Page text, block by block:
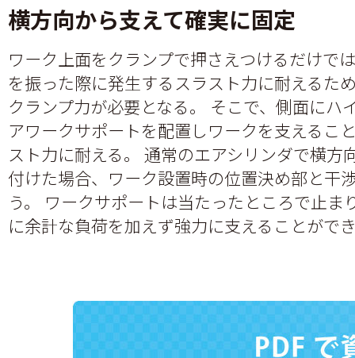
横方向から支えて確実に固定
ワーク上面をクランプで押さえつけるだけで
を振った際に発生するスラスト力に耐えるた
クランプ力が必要となる。 そこで、側面にハ
アワークサポートを配置しワークを支えるこ
スト力に耐える。 通常のエアシリンダで横方
付けた場合、ワーク設置時の位置決め部と干
う。 ワークサポートは当たったところで止ま
に余計な負荷を加えず強力に支えることがで